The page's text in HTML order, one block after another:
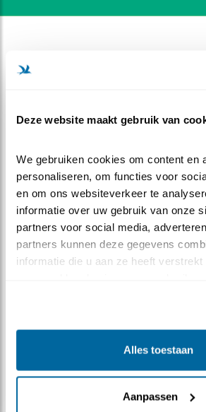
Deze website maakt gebruik van
We gebruiken cookies om content en
personaliseren, om functies voor
en om ons websiteverkeer te
informatie over uw gebruik van onze
partners voor social media,
partners kunnen deze gegevens
informatie die u aan ze heeft verstrekt
Alles toestaan
Aanpassen
Geert | Geplaatst op 6 juni 2024,
regenachtige dagen erg veel